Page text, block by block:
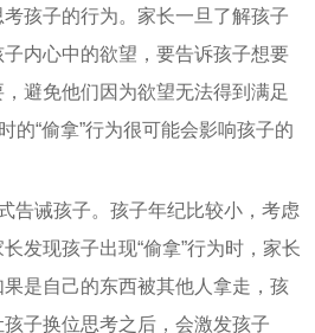
孩子的行为。家长一旦了解孩子
内心中的欲望，要告诉孩子想要
避免他们因为欲望无法得到满足
的“偷拿”行为很可能会影响孩子的
告诫孩子。孩子年纪比较小，考虑
发现孩子出现“偷拿”行为时，家长
是自己的东西被其他人拿走，孩
子换位思考之后，会激发孩子